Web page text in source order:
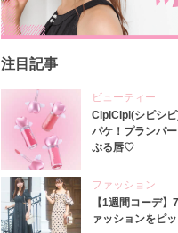
注目記事
ビューティー
CipiCipi(シピシ
パケ！プランパ
ぷる唇♡
ファッション
【1週間コーデ
ァッションをピ